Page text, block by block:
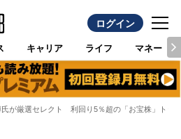
ログイン
キャリア ライフ マネー
氏が厳選セレクト 利回り5％超の「お宝株」トッ